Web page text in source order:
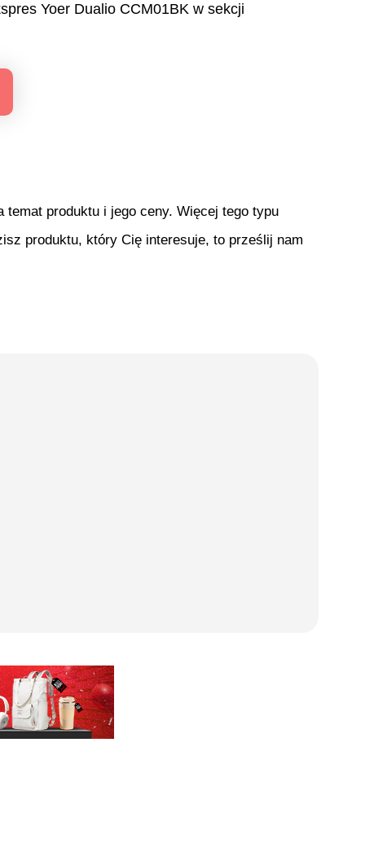
Yoer Dualio CCM01BK w sekcji
produktu i jego ceny. Więcej tego typu
produktu, który Cię interesuje, to prześlij nam